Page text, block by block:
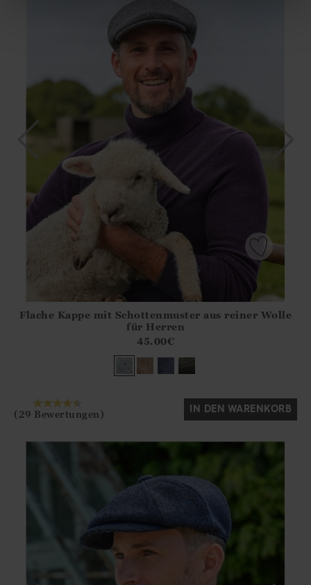
?? ""
Ja Nein
Flache Kappe mit Schottenmuster aus reiner Wolle
für Herren
45.00€
(29 Bewertungen) IN DEN WARENKORB